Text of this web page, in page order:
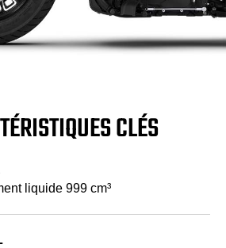
CLÉS
liquide 999 cm³